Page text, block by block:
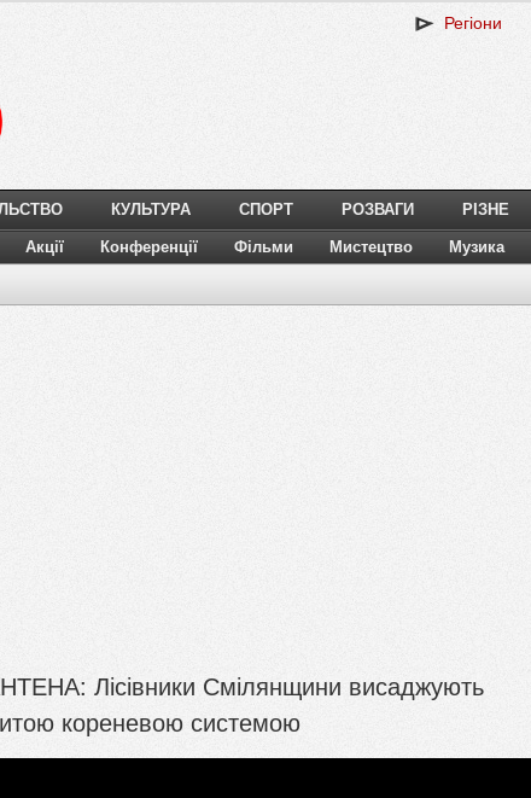
Регіони
КУЛЬТУРА СПОРТ РОЗВАГИ РІЗНЕ
Акції Конференції Фільми Мистецтво Музика
Лісівники Смілянщини висаджують
кореневою системою